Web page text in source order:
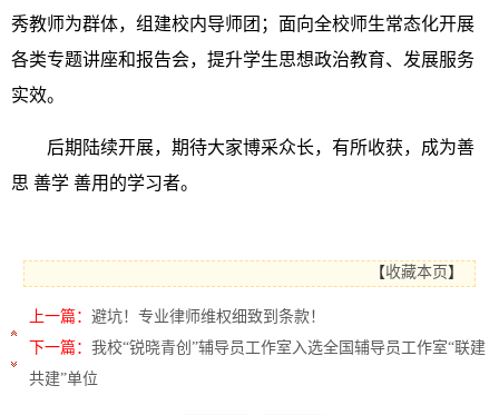
秀教师为群体，组建校内导师团；面向全校师生常态化开展
各类专题讲座和报告会，提升学生思想政治教育、发展服务
实效。
后期陆续开展，期待大家博采众长，有所收获，成为善
思 善学 善用的学习者。
【收藏本页 】
上一篇： ​避坑！专业律师维权细致到条款！
下一篇： 我校“锐晓青创”辅导员工作室入选全国辅导员工作室“联建
共建”单位